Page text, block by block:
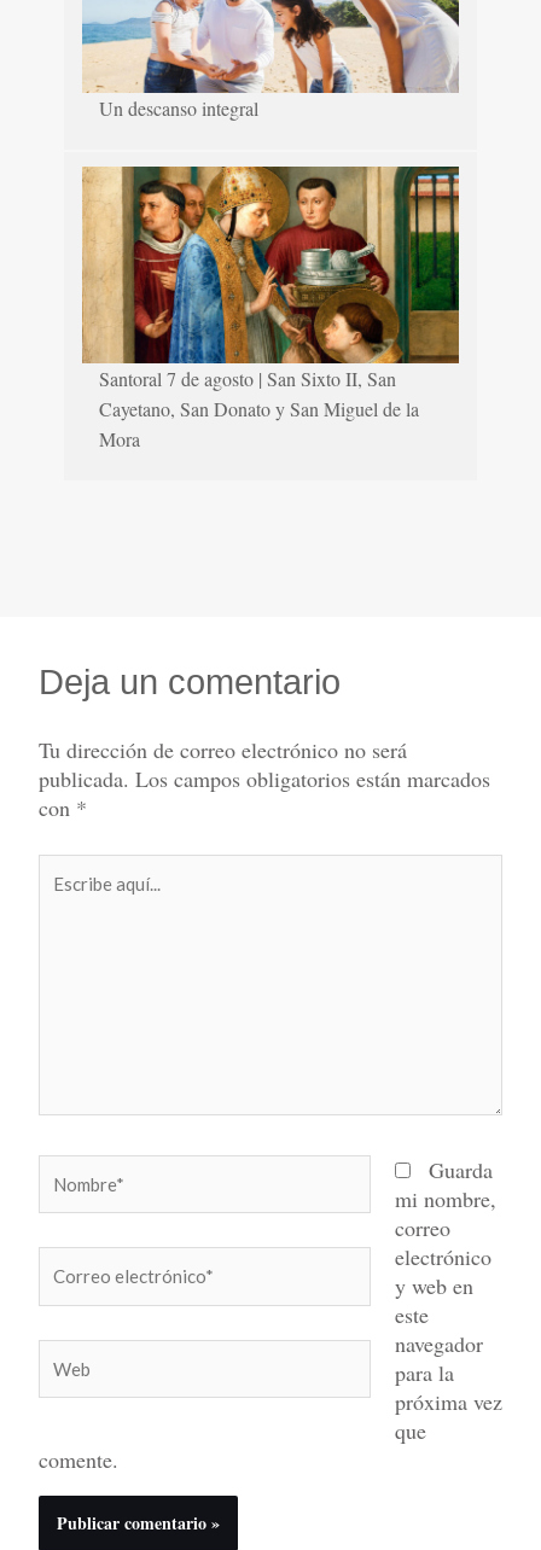
Un descanso integral
Santoral 7 de agosto | San Sixto II, San
Cayetano, San Donato y San Miguel de la
Mora
Deja un comentario
Tu dirección de correo electrónico no será
publicada. Los campos obligatorios están marcados
con *
aquí...
electrónico*
Guarda
mi nombre,
correo
electrónico
y web en
este
navegador
para la
próxima vez
que
comente.